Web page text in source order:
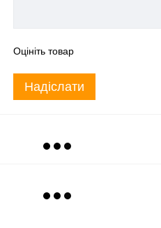
Оцініть товар
Надіслати